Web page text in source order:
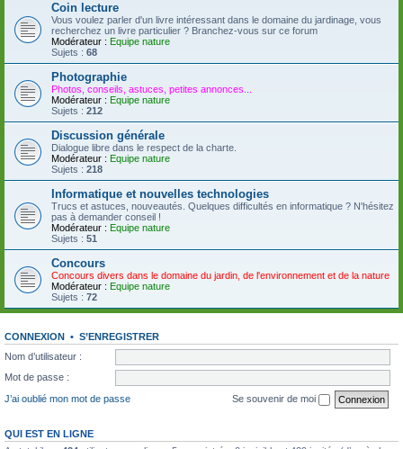
Coin lecture
Vous voulez parler d'un livre intéressant dans le domaine du jardinage, vous
recherchez un livre particulier ? Branchez-vous sur ce forum
Modérateur : Equipe nature
Sujets : 68
Photographie
Photos, conseils, astuces, petites annonces...
Modérateur : Equipe nature
Sujets : 212
Discussion générale
Dialogue libre dans le respect de la charte.
Modérateur : Equipe nature
Sujets : 218
Informatique et nouvelles technologies
Trucs et astuces, nouveautés. Quelques difficultés en informatique ? N'hésitez
pas à demander conseil !
Modérateur : Equipe nature
Sujets : 51
Concours
Concours divers dans le domaine du jardin, de l'environnement et de la nature
Modérateur : Equipe nature
Sujets : 72
CONNEXION • S’ENREGISTRER
Nom d’utilisateur :
Mot de passe :
J’ai oublié mon mot de passe
Se souvenir de moi
QUI EST EN LIGNE